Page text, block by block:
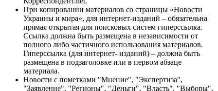
При копировании материалов со страницы «Новости
Украины и мира», для интернет-изданий – обязательна
прямая открытая для поисковых систем гиперссылка.
Ссылка должна быть размещена в независимости от
полного либо частичного использования материалов.
Гиперссылка (для интернет- изданий) – должна быть
размещена в подзаголовке или в первом абзаце
материала.
Новости с пометками "Мнение", "Экспертиза",
"Заявление", "Регионы", "Деньги", "Власть", "Выборы",